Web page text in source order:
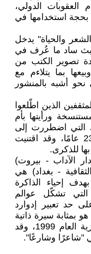
العقوبات الدولي،
استخدامها في
والحياة" يدخل
حيث ساد ما عُرف في
تصوير الكتب من
بما يتلاءم مع
نحو أشبه بالمنشور
الذين اطّلعوا
ورأيتها بأم
التي اضطررت إلى
مفارقتها والبعد عنها كراهةً لنحو 23 عامًا، وقد اقتنيت
للذكرى.
الآداب - بيروت)
- بغداد) هي
إحياء الذاكرة
تشكّل عوالم
حد تعبير إدوارد
بمثابة سيرة ذاتية
صدرت طبعته الأولى باللغة الإنكليزية العام 1999، وقد
"شاعرًا وشارعًا".